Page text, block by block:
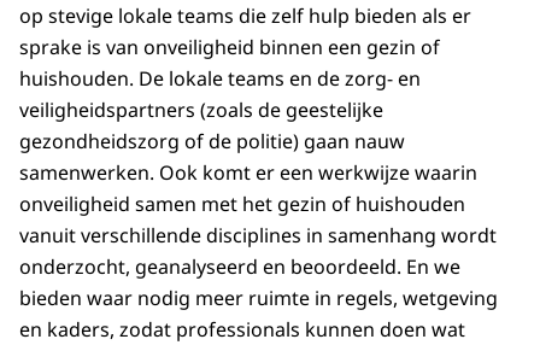
op stevige lokale teams die zelf hulp bieden als er
sprake is van onveiligheid binnen een gezin of
huishouden. De lokale teams en de zorg- en
veiligheidspartners (zoals de geestelijke
gezondheidszorg of de politie) gaan nauw
samenwerken. Ook komt er een werkwijze waarin
onveiligheid samen met het gezin of huishouden
vanuit verschillende disciplines in samenhang wordt
onderzocht, geanalyseerd en beoordeeld. En we
bieden waar nodig meer ruimte in regels, wetgeving
en kaders, zodat professionals kunnen doen wat